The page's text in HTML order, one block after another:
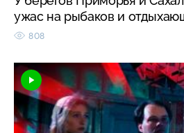
ужас на рыбаков и
808